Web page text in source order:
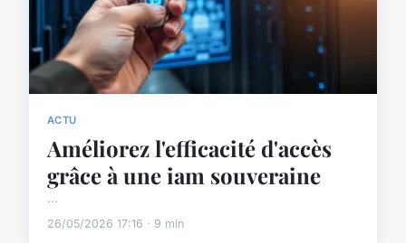
ACTU
Améliorez l'efficacité d'accès
grâce à une iam souveraine
...
26/05/2026 17:16 · 9 min